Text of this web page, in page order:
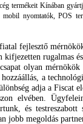
cég termékeit Kínában
mobil nyomtatók, POS
fiatal fejlesztő
kifjezetten rugalmas és
csapat olyan mérnökök
hozzáállás , a
adja a Fiscat
elvében
, és testreszabott
jobb megoldás